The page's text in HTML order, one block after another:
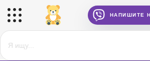
НАПИШИТЕ